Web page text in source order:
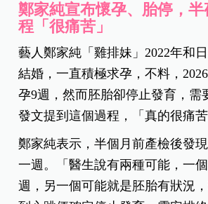
鄭家純宣布懷孕、胎停，
程「很痛苦」
藝人鄭家純「雞排妹」2022年和
結婚，一直積極求孕，不料，
孕9週，然而胚胎卻停止發育，需
發文提到這個過程，「真的很痛苦
鄭家純表示，半個月前產檢後發
一週。「醫生說有兩種可能，一
週，另一個可能就是胚胎有狀況